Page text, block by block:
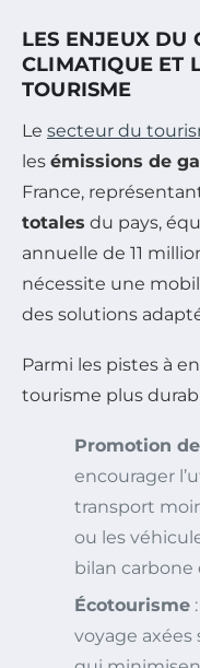
LES ENJEUX DU
CLIMATIQUE ET
TOURISME
Le secteur du
les émissions de
France,
totales du pays,
annuelle de 11
nécessite une
des solutions
Parmi les pistes à
tourisme plus
Promotion
encourager
transport
ou les
bilan carbone
Écotourisme
voyage